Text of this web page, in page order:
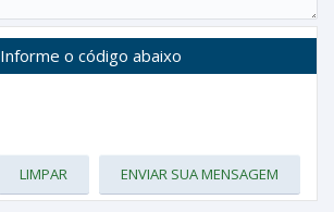
Informe o código abaixo
LIMPAR ENVIAR SUA MENSAGEM